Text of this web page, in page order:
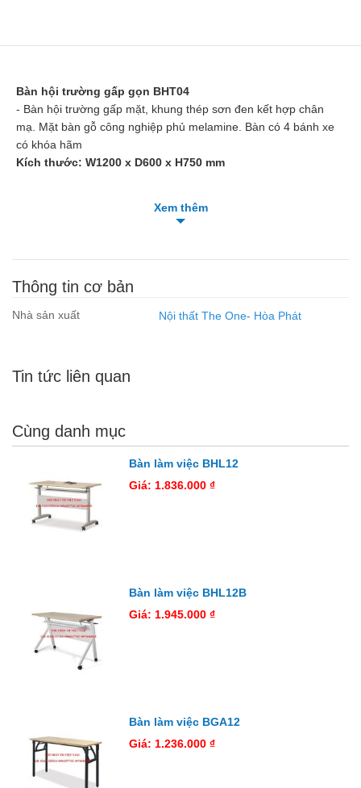
Bàn hội trường gấp gọn BHT04
- Bàn hội trường gấp mặt, khung thép sơn đen kết hợp chân
mạ. Mặt bàn gỗ công nghiệp phủ melamine. Bàn có 4 bánh xe
có khóa hãm
Kích thước: W1200 x D600 x H750 mm
Xem thêm
Thông tin cơ bản
Nhà sản xuất Nội thất The One- Hòa Phát
Tin tức liên quan
Cùng danh mục
Bàn làm việc BHL12
Giá: 1.836.000 ₫
Bàn làm việc BHL12B
Giá: 1.945.000 ₫
Bàn làm việc BGA12
Giá: 1.236.000 ₫